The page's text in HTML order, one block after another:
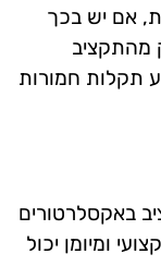
אם יש בכך
מהתקציב
תקלות חמורות
באקסלרטורים
ומיומן יכול